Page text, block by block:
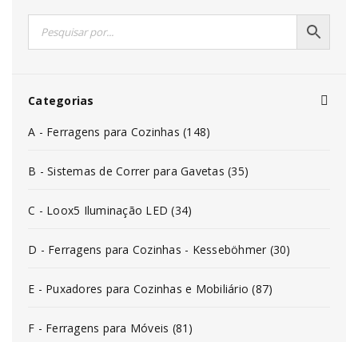
Categorias
A - Ferragens para Cozinhas (148)
B - Sistemas de Correr para Gavetas (35)
C - Loox5 Iluminação LED (34)
D - Ferragens para Cozinhas - Kesseböhmer (30)
E - Puxadores para Cozinhas e Mobiliário (87)
F - Ferragens para Móveis (81)